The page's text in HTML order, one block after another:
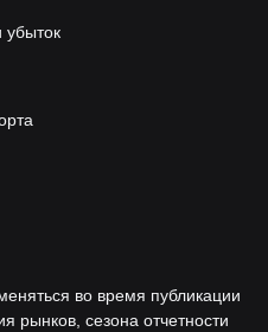
убыток
во время публикации
рынков, сезона отчетности